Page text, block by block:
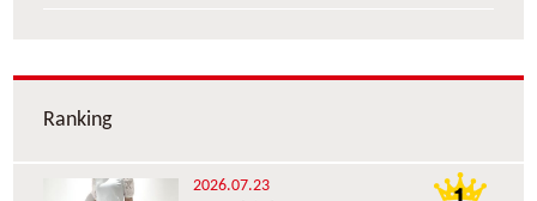
Ranking
2026.07.23